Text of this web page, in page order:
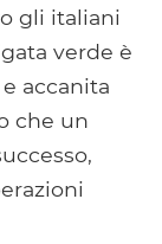
gli italiani
verde è
accanita
che un